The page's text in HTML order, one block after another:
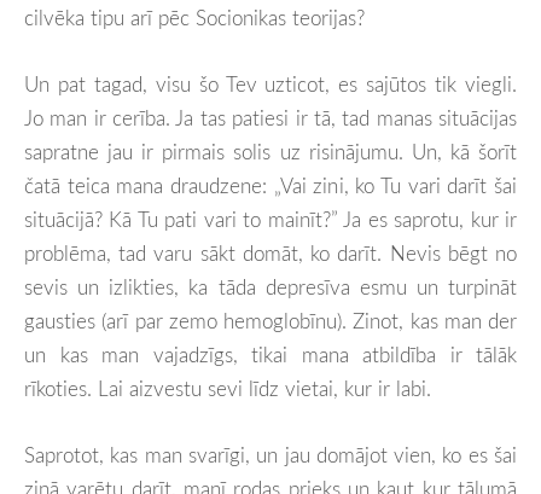
cilvēka tipu arī pēc Socionikas teorijas?
Un pat tagad, visu šo Tev uzticot, es sajūtos tik viegli.
Jo man ir cerība. Ja tas patiesi ir tā, tad manas situācijas
sapratne jau ir pirmais solis uz risinājumu. Un, kā šorīt
čatā teica mana draudzene: „Vai zini, ko Tu vari darīt šai
situācijā? Kā Tu pati vari to mainīt?” Ja es saprotu, kur ir
problēma, tad varu sākt domāt, ko darīt. Nevis bēgt no
sevis un izlikties, ka tāda depresīva esmu un turpināt
gausties (arī par zemo hemoglobīnu). Zinot, kas man der
un kas man vajadzīgs, tikai mana atbildība ir tālāk
rīkoties. Lai aizvestu sevi līdz vietai, kur ir labi.
Saprotot, kas man svarīgi, un jau domājot vien, ko es šai